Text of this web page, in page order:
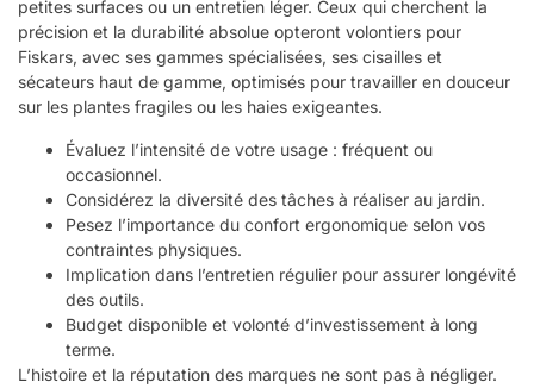
petites surfaces ou un entretien léger. Ceux qui cherchent la
précision et la durabilité absolue opteront volontiers pour
Fiskars, avec ses gammes spécialisées, ses cisailles et
sécateurs haut de gamme, optimisés pour travailler en douceur
sur les plantes fragiles ou les haies exigeantes.
Évaluez l’intensité de votre usage : fréquent ou
occasionnel.
Considérez la diversité des tâches à réaliser au jardin.
Pesez l’importance du confort ergonomique selon vos
contraintes physiques.
Implication dans l’entretien régulier pour assurer longévité
des outils.
Budget disponible et volonté d’investissement à long
terme.
L’histoire et la réputation des marques ne sont pas à négliger.